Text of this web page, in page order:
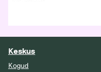
Keskus
Kogud